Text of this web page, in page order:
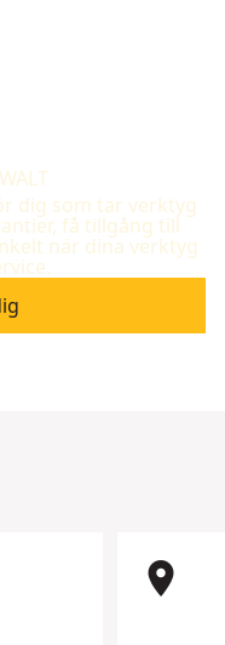
dig som tar verktyg
få tillgång till
när dina verktyg
room